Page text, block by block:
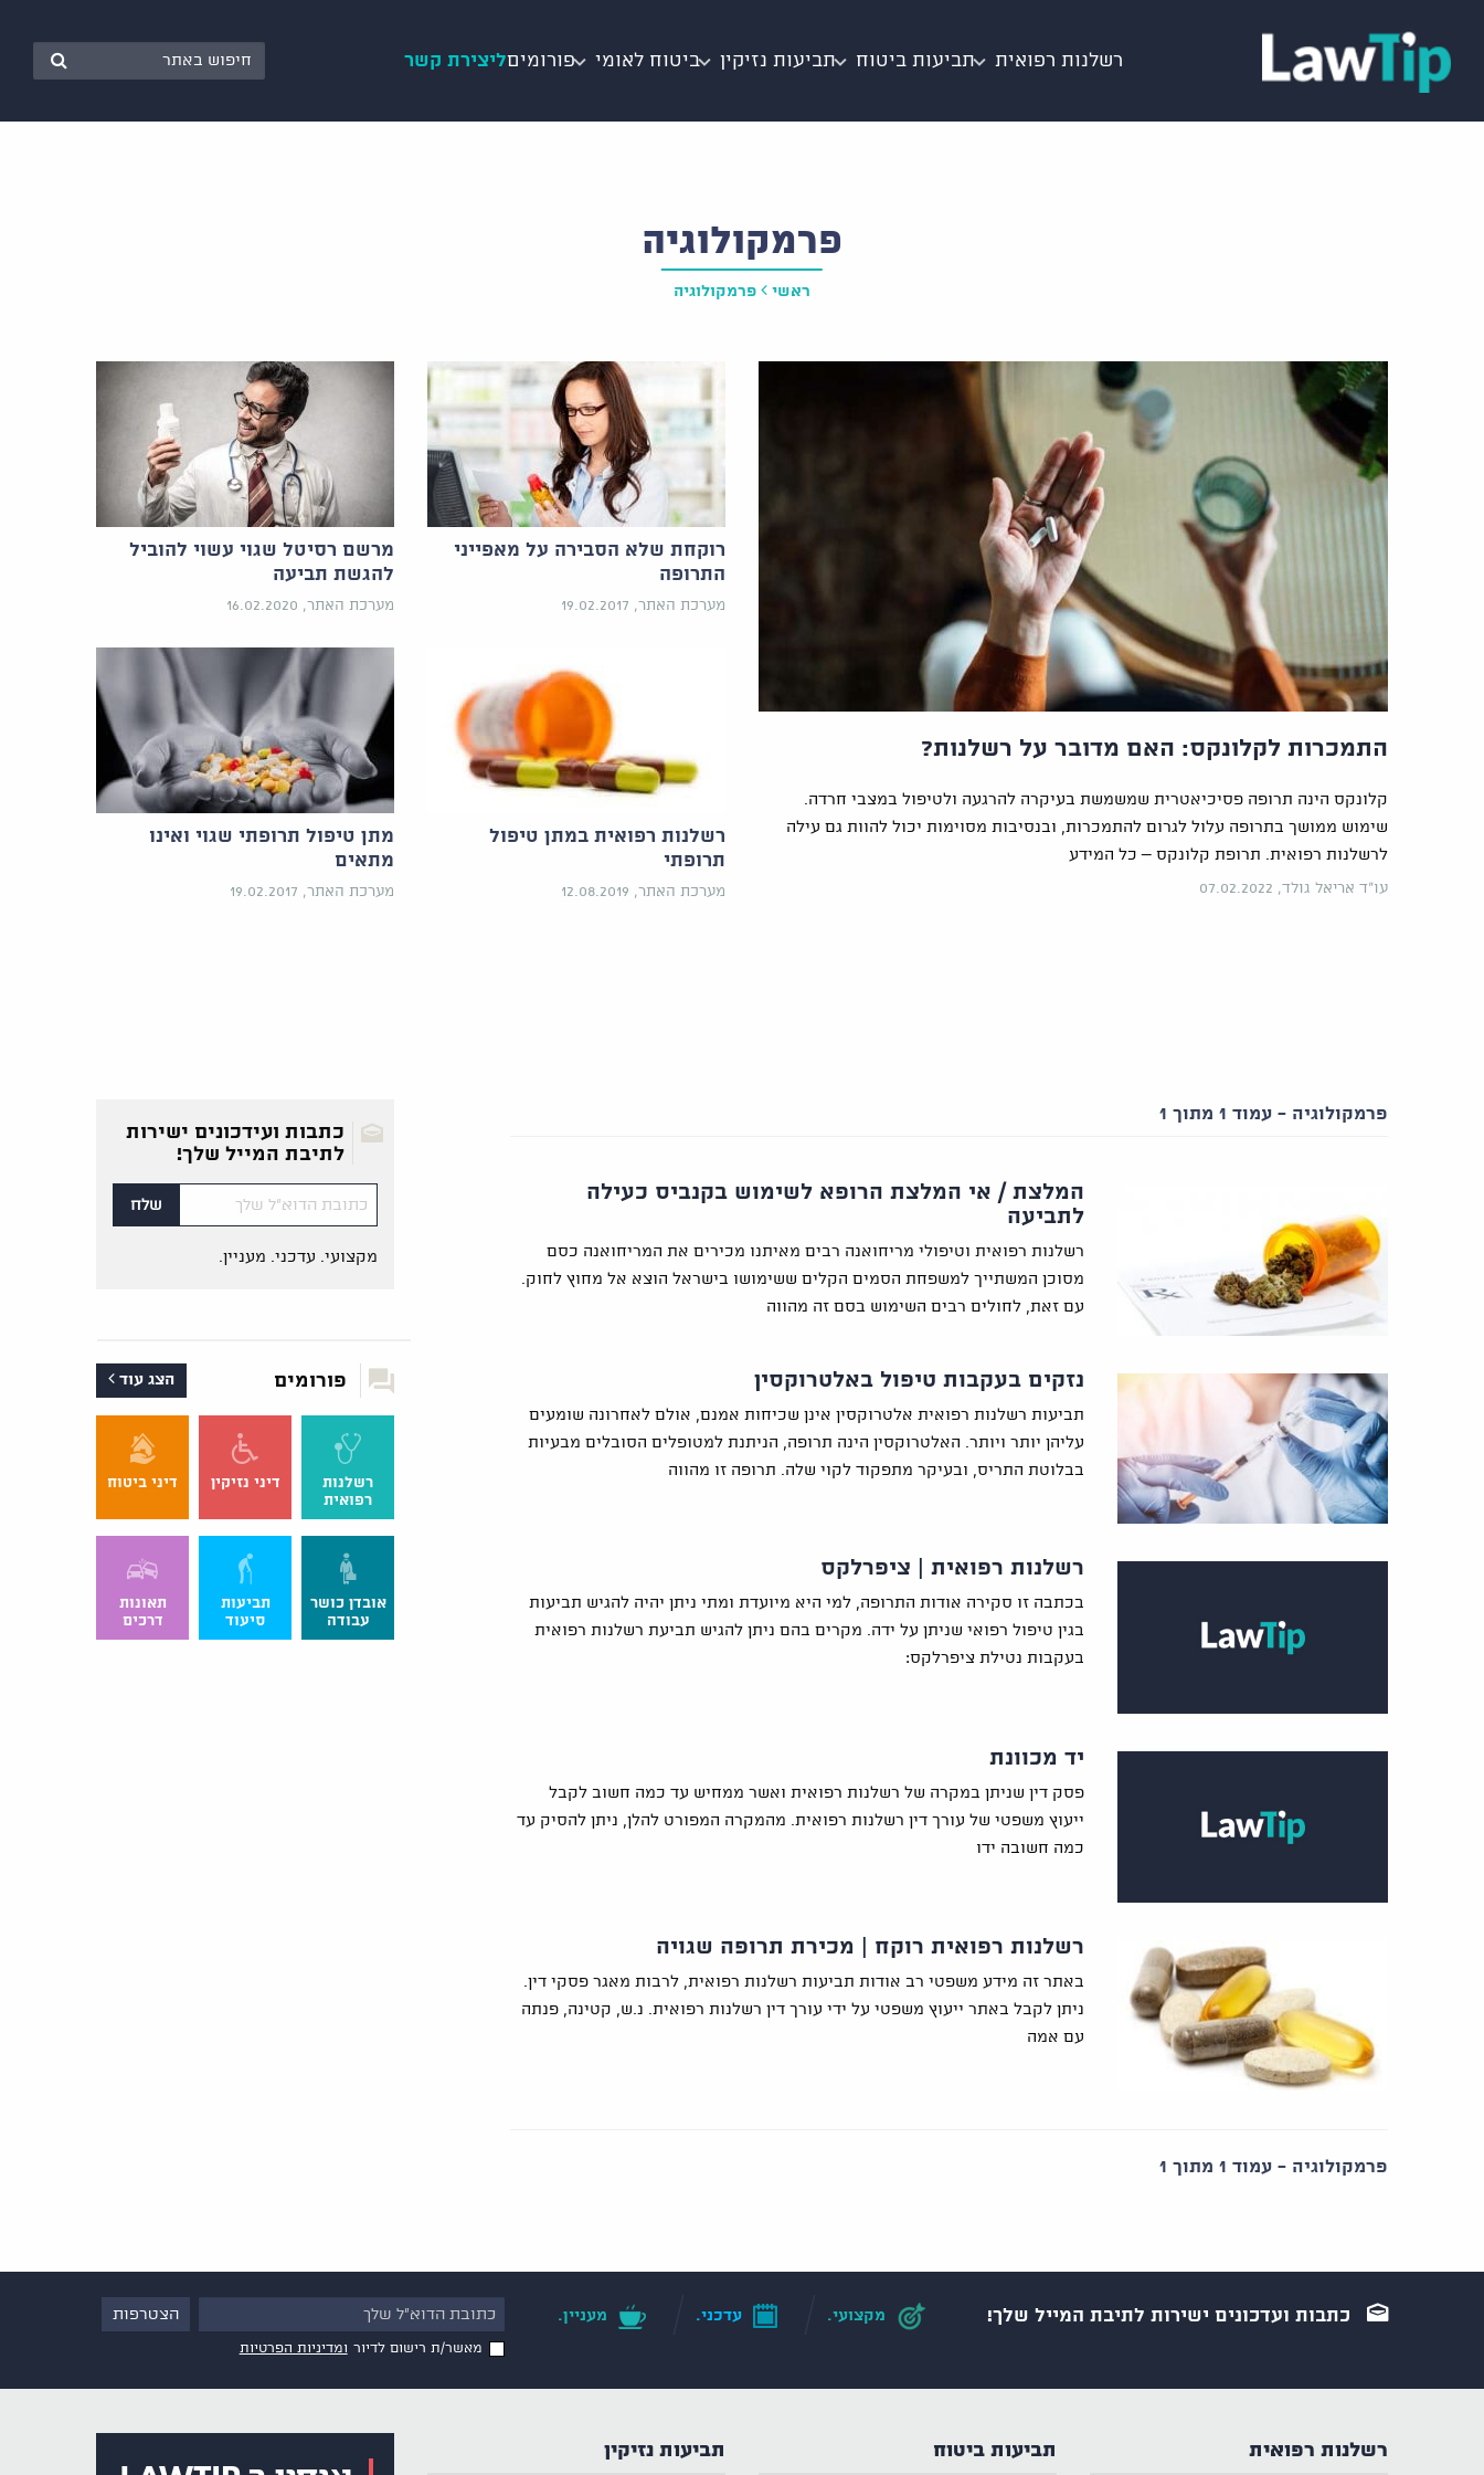
רשלנות רפואית תביעות ביטוח תביעות נזיקין ביטוח לאומי פורומיםליצירת קשר
פרמקולוגיה
ראשי פרמקולוגיה
התמכרות לקלונקס: האם מדובר על רשלנות?
קלונקס הינה תרופה פסיכיאטרית שמשמשת בעיקרה להרגעה ולטיפול במצבי חרדה.
שימוש ממושך בתרופה עלול לגרום להתמכרות, ובנסיבות מסוימות יכול להוות גם עילה
לרשלנות רפואית. תרופת קלונקס – כל המידע
עו"ד אריאל גולד, 07.02.2022
רוקחת שלא הסבירה על מאפייני
התרופה
מערכת האתר, 19.02.2017
מרשם רסיטל שגוי עשוי להוביל
להגשת תביעה
מערכת האתר, 16.02.2020
רשלנות רפואית במתן טיפול
תרופתי
מערכת האתר, 12.08.2019
מתן טיפול תרופתי שגוי ואינו
מתאים
מערכת האתר, 19.02.2017
פרמקולוגיה - עמוד 1 מתוך 1
המלצת / אי המלצת הרופא לשימוש בקנביס כעילה
לתביעה
רשלנות רפואית וטיפולי מריחואנה רבים מאיתנו מכירים את המריחואנה כסם
מסוכן המשתייך למשפחת הסמים הקלים ששימושו בישראל הוצא אל מחוץ לחוק.
עם זאת, לחולים רבים השימוש בסם זה מהווה
נזקים בעקבות טיפול באלטרוקסין
תביעות רשלנות רפואית אלטרוקסין אינן שכיחות אמנם, אולם לאחרונה שומעים
עליהן יותר ויותר. האלטרוקסין הינה תרופה, הניתנת למטופלים הסובלים מבעיות
בבלוטת התריס, ובעיקר מתפקוד לקוי שלה. תרופה זו מהווה
רשלנות רפואית | ציפרלקס
בכתבה זו סקירה אודות התרופה, למי היא מיועדת ומתי ניתן יהיה להגיש תביעות
בגין טיפול רפואי שניתן על ידה. מקרים בהם ניתן להגיש תביעת רשלנות רפואית
בעקבות נטילת ציפרלקס:
יד מכוונת
פסק דין שניתן במקרה של רשלנות רפואית ואשר ממחיש עד כמה חשוב לקבל
ייעוץ משפטי של עורך דין רשלנות רפואית. מהמקרה המפורט להלן, ניתן להסיק עד
כמה חשובה ידו
רשלנות רפואית רוקח | מכירת תרופה שגויה
באתר זה מידע משפטי רב אודות תביעות רשלנות רפואית, לרבות מאגר פסקי דין.
ניתן לקבל באתר ייעוץ משפטי על ידי עורך דין רשלנות רפואית. נ.ש, קטינה, פנתה
עם אמה
פרמקולוגיה - עמוד 1 מתוך 1
כתבות ועידכונים ישירות
לתיבת המייל שלך!
מקצועי. עדכני. מעניין.
פורומים הצג עוד
רשלנות
רפואית
דיני נזיקין דיני ביטוח
אובדן כושר
עבודה
תביעות
סיעוד
תאונות
דרכים
כתבות ועדכונים ישירות לתיבת המייל שלך! מקצועי. עדכני. מעניין.
מאשר/ת רישום לדיור ומדיניות הפרטיות
רשלנות רפואית תביעות ביטוח תביעות נזיקין